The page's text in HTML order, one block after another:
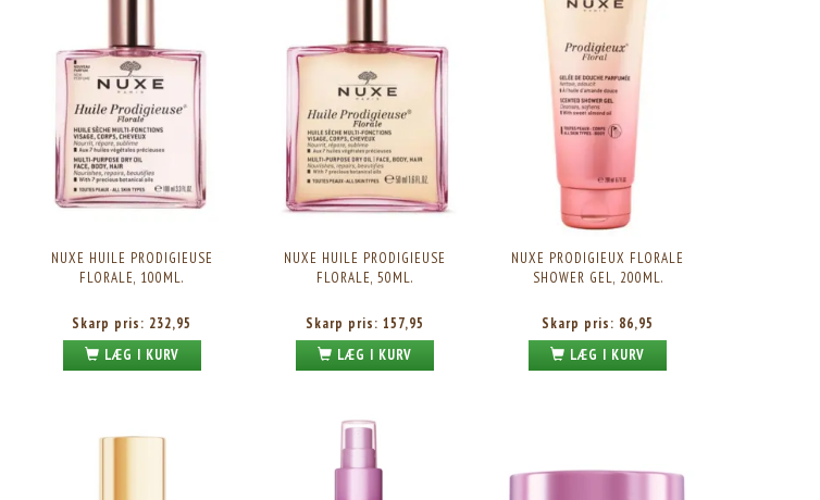
NUXE HUILE PRODIGIEUSE
FLORALE, 100ML.
Skarp pris: 232,95
LÆG I KURV
NUXE HUILE PRODIGIEUSE
FLORALE, 50ML.
Skarp pris: 157,95
LÆG I KURV
NUXE PRODIGIEUX FLORALE
SHOWER GEL, 200ML.
Skarp pris: 86,95
LÆG I KURV